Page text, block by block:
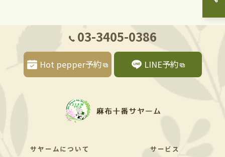
03-3405-0386
Hot pepper予約 LINE予約
サヤームについて サービス